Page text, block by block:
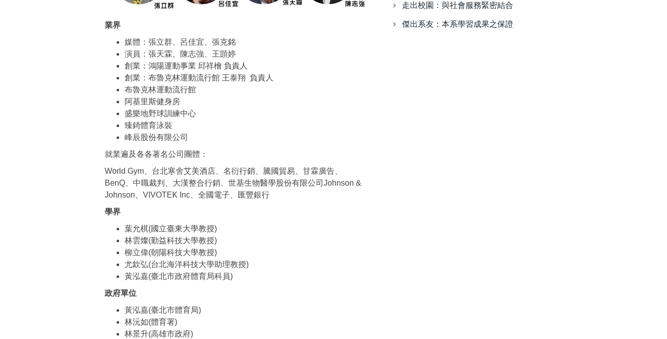
業界
媒體：張立群、呂佳宜、張克銘
演員：張天霖、陳志強、王顗婷
創業：鴻陽運動事業 邱祥檜 負責人
創業：布魯克林運動流行館 王泰翔 負責人
布魯克林運動流行館
阿基里斯健身房
盛樂地野球訓練中心
臻錡體育泳裝
峰辰股份有限公司
就業遍及各各著名公司團體：
World Gym、台北寒舍艾美酒店、名衍行銷、騰國貿易、甘霖廣告、
BenQ、中職裁判、大漢整合行銷、世基生物醫學股份有限公司Johnson &
Johnson、VIVOTEK Inc、全國電子、匯豐銀行
學界
葉允棋(國立臺東大學教授)
林雲燦(勤益科技大學教授)
柳立偉(朝陽科技大學教授)
尤欽弘(台北海洋科技大學助理教授)
黃泓嘉(臺北市政府體育局科員)
政府單位
黃泓嘉(臺北市體育局)
林沅如(體育署)
林景升(高雄市政府)
走出校園：與社會服務緊密結合
傑出系友：本系學習成果之保證